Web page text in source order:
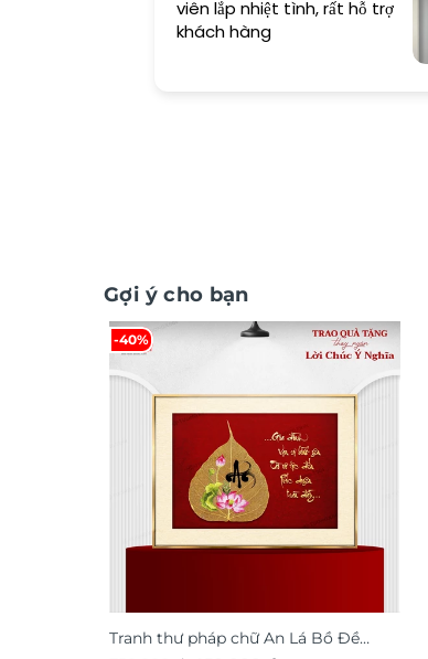
viên lắp nhiệt tình, rất hỗ trợ
khách hàng
Gợi ý cho bạn
-40%
Tranh thư pháp chữ An Lá Bồ Đề